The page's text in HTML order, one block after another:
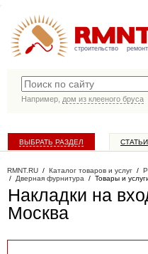
строительство ремонт
Например, дом из клееного бруса
ВЫБРАТЬ РАЗДЕЛ СТАТЬИ
RMNT.RU / Каталог товаров и услуг /
/ Дверная фурнитура / Товары и
Накладки на
Москва